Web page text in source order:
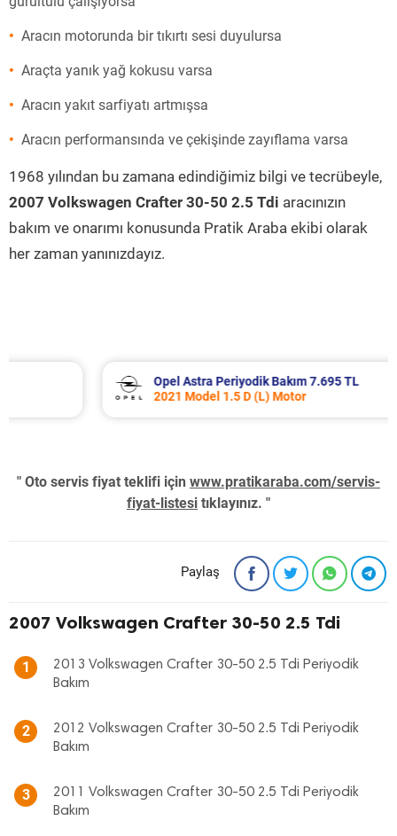
Aracın motorunda bir tıkırtı sesi duyulursa
Araçta yanık yağ kokusu varsa
Aracın yakıt sarfiyatı artmışsa
Aracın performansında ve çekişinde zayıflama varsa
1968 yılından bu zamana edindiğimiz bilgi ve tecrübeyle,
2007 Volkswagen Crafter 30-50 2.5 Tdi aracınızın
bakım ve onarımı konusunda Pratik Araba ekibi olarak
her zaman yanınızdayız.
Opel Astra Periyodik Bakım 7.695 TL
2021 Model 1.5 D (L) Motor
" Oto servis fiyat teklifi için www.pratikaraba.com/servis-
fiyat-listesi tıklayınız. "
Paylaş
2007 Volkswagen Crafter 30-50 2.5 Tdi
1
2013 Volkswagen Crafter 30-50 2.5 Tdi Periyodik
Bakım
2
2012 Volkswagen Crafter 30-50 2.5 Tdi Periyodik
Bakım
3
2011 Volkswagen Crafter 30-50 2.5 Tdi Periyodik
Bakım